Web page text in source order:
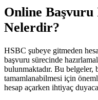
Online
Nelerdir?
HSBC şubeye gitmeden
başvuru sürecinde
bulunmaktadır. Bu belgeler,
tamamlanabilmesi için
hesap açarken ihtiyaç